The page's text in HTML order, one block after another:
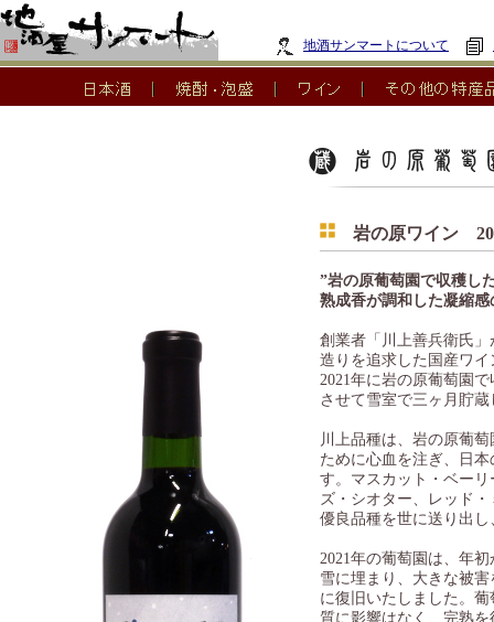
地酒サンマートについて
岩の原ワイン
”岩の原葡萄園で収穫し
熟成香が調和した凝縮
創業者「川上善兵衛氏
造りを追求した国産ワ
2021年に岩の原葡萄園
させて雪室で三ヶ月貯
川上品種は、岩の原葡
ために心血を注ぎ、日
す。マスカット・ベー
ズ・シオター、レッド
優良品種を世に送り出
2021年の葡萄園は、年
雪に埋まり、大きな被
に復旧いたしました。
質に影響はなく、完熟